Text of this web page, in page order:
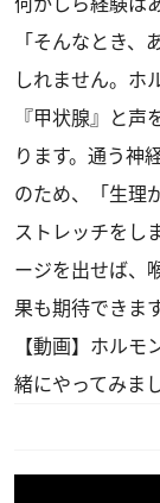
「そんなとき
しれません。ホ
『甲状腺』と
ります。通う神
のため、「生理
ストレッチをし
ージを出せば、
果も期待できま
【動画】ホル
緒にやってみま